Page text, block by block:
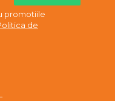
promotiile
de